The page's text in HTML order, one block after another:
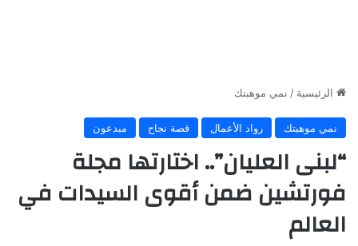
الرئيسية / نمي موهبتك
نمي موهبتك رواد الأعمال قصة نجاح مبدعون
“لبنى العليان”.. اختارتها مجلة
فورتشين ضمن أقوى السيدات في
العالم